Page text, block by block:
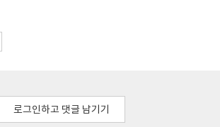
로그인하고 댓글 남기기